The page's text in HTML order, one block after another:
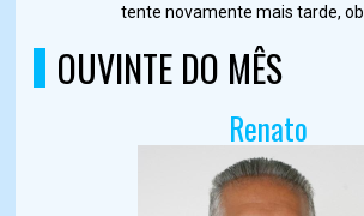
tente novamente mais tarde,
OUVINTE DO MÊS
Renato